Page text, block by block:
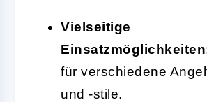
Vielseitige
für verschiedene
und -stile.